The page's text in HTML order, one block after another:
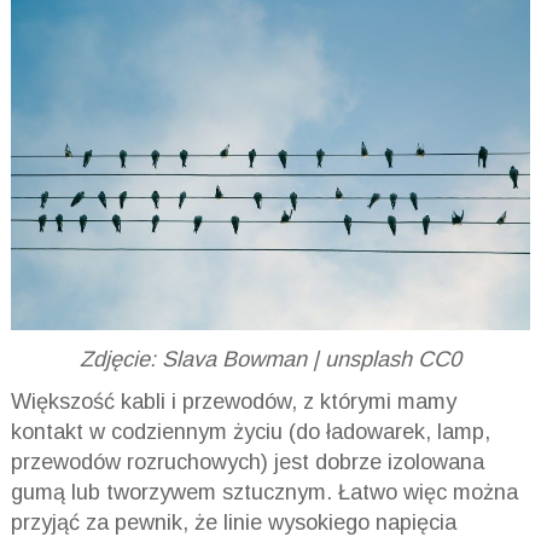
Zdjęcie: Slava Bowman | unsplash CC0
Większość kabli i przewodów, z którymi mamy
kontakt w codziennym życiu (do ładowarek, lamp,
przewodów rozruchowych) jest dobrze izolowana
gumą lub tworzywem sztucznym. Łatwo więc można
przyjąć za pewnik, że linie wysokiego napięcia